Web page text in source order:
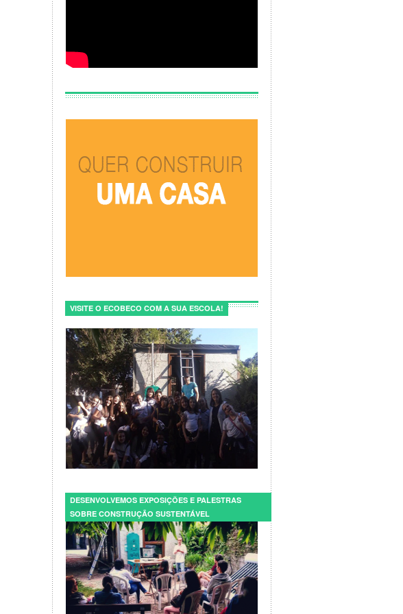
VISITE O ECOBECO COM A SUA ESCOLA!
DESENVOLVEMOS EXPOSIÇÕES E PALESTRAS
SOBRE CONSTRUÇÃO SUSTENTÁVEL